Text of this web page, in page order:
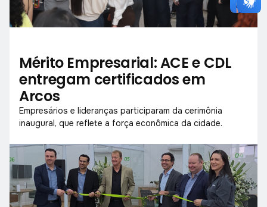
Mérito Empresarial: ACE e CDL
entregam certificados em
Arcos
Empresários e lideranças participaram da cerimônia
inaugural, que reflete a força econômica da cidade.